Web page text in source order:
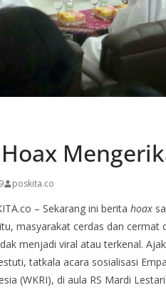
poskita.co
– Sekarang ini berita hoax
masyarakat cerdas dan cermat
menjadi viral atau terkenal.
tatkala acara sosialisasi
(WKRI), di aula RS Mardi